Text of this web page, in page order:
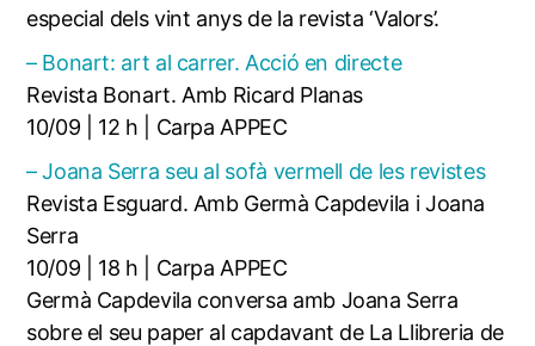
especial dels vint anys de la revista ‘Valors’.
– Bonart: art al carrer. Acció en directe
Revista Bonart. Amb Ricard Planas
10/09 | 12 h | Carpa APPEC
– Joana Serra seu al sofà vermell de les revistes
Revista Esguard. Amb Germà Capdevila i Joana
Serra
10/09 | 18 h | Carpa APPEC
Germà Capdevila conversa amb Joana Serra
sobre el seu paper al capdavant de La Llibreria de